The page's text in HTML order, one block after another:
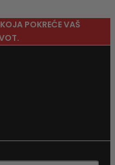
POKREĆE VAŠ